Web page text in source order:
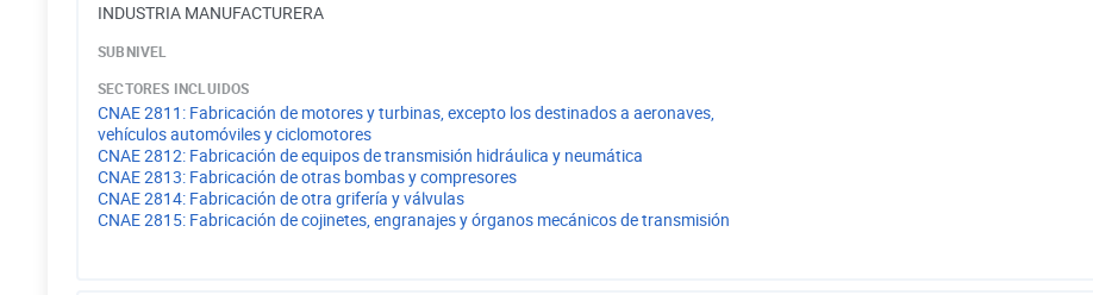
INDUSTRIA MANUFACTURERA
SUBNIVEL
SECTORES INCLUIDOS
CNAE2811 : Fabricación de motores y turbinas, excepto los destinados a aeronaves,
vehículos automóviles y ciclomotores
CNAE2812: Fabricación de equipos de transmisión hidráulica y neumática
CNAE2813: Fabricación de otras bombas y compresores
CNAE2814: Fabricación de otra grifería y válvulas
CNAE2815: Fabricación de cojinetes, engranajes y órganos mecánicos de transmisión